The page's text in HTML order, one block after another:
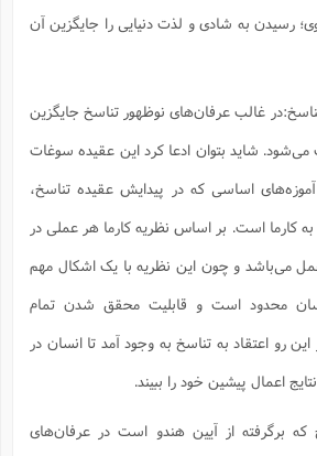
رسیدن به شادی و لذت دنیایی را جایگزین آن
غالب عرفان‌های نوظهور تناسخ جایگزین
شاید بتوان ادعا کرد این عقیده سوغات
اساسی که در پیدایش عقیده تناسخ،
به کارما است. بر اساس نظریه کارما هر عملی در
می‌باشد و چون این نظریه با یک اشکال مهم
محدود است و قابلیت محقق شدن تمام
رو اعتقاد به تناسخ به وجود آمد تا انسان در
اعمال پیشین خود را ببیند.
که برگرفته از آیین هندو است در عرفان‌های